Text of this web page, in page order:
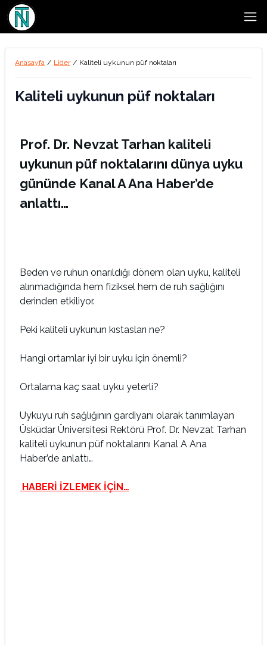
Anasayfa / Lider / Kaliteli uykunun püf noktaları
Kaliteli uykunun püf noktaları
Prof. Dr. Nevzat Tarhan kaliteli
uykunun püf noktalarını dünya uyku
gününde Kanal A Ana Haber’de
anlattı…
Beden ve ruhun onarıldığı dönem olan uyku, kaliteli
alınmadığında hem fiziksel hem de ruh sağlığını
derinden etkiliyor.
Peki kaliteli uykunun kıstasları ne?
Hangi ortamlar iyi bir uyku için önemli?
Ortalama kaç saat uyku yeterli?
Uykuyu ruh sağlığının gardiyanı olarak tanımlayan
Üsküdar Üniversitesi Rektörü Prof. Dr. Nevzat Tarhan
kaliteli uykunun püf noktalarını Kanal A Ana
Haber’de anlattı…
HABERİ İZLEMEK İÇİN…